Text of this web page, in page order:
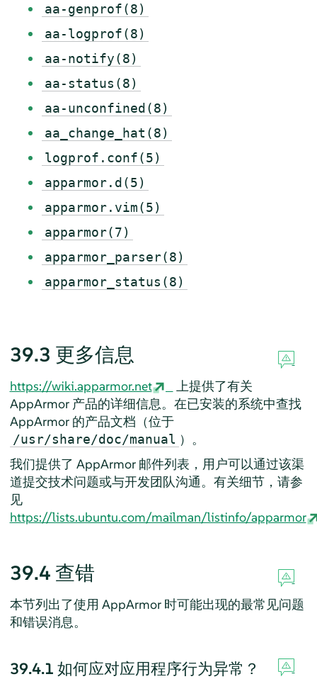
aa-genprof(8)
aa-logprof(8)
aa-notify(8)
aa-status(8)
aa-unconfined(8)
aa_change_hat(8)
logprof.conf(5)
apparmor.d(5)
apparmor.vim(5)
apparmor(7)
apparmor_parser(8)
apparmor_status(8)
39.3 更多信息
https://wiki.apparmor.net
上提供了有关
AppArmor产品的详细信息。在已安装的系统中查找
AppArmor的产品文档（位于
/usr/share/doc/manual ）。
我们提供了 AppArmor邮件列表，用户可以通过该渠
道提交技术问题或与开发团队沟通。有关细节，请参
见
https://lists.ubuntu.com/mailman/listinfo/apparmor
39.4 查错
本节列出了使用 AppArmor时可能出现的最常见问题
和错误消息。
39.4.1 如何应对应用程序行为异常？